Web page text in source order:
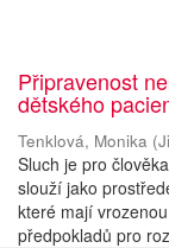
Připravenost
dětského
Tenklová, Monika (
Sluch je pro
slouží jako
které mají
předpokladů pro